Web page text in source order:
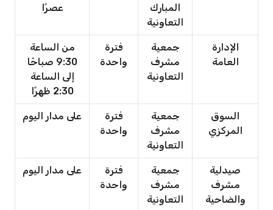
المبارك
التعاونية
عصرًا
الإدارة
العامة
جمعية
مشرف
التعاونية
فترة
واحدة
من الساعة
9:30 صباحًا
إلى الساعة
2:30 ظهرًا
السوق
المركزي
جمعية
مشرف
التعاونية
فترة
واحدة
على مدار اليوم
صيدلية
مشرف
والضاحية
جمعية
مشرف
التعاونية
فترة
واحدة
على مدار اليوم